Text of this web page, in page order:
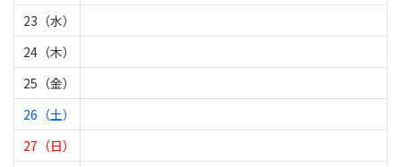
23（水）
24（木）
25（金）
26（土）
27（日）